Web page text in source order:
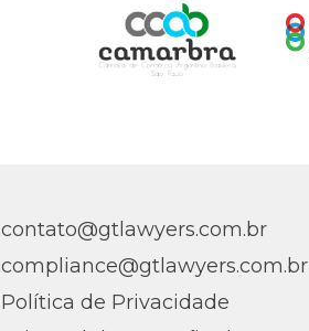
contato@gtlawyers.com.br
compliance@gtlawyers.com.br
Política de Privacidade